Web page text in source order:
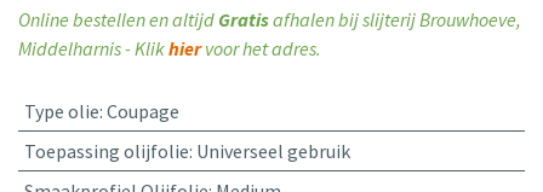
Online bestellen en altijd Gratisafhalen bij slijterij Brouwhoeve,
Middelharnis - Klikhiervoor het adres.
Type olie: Coupage
Toepassing olijfolie: Universeel gebruik